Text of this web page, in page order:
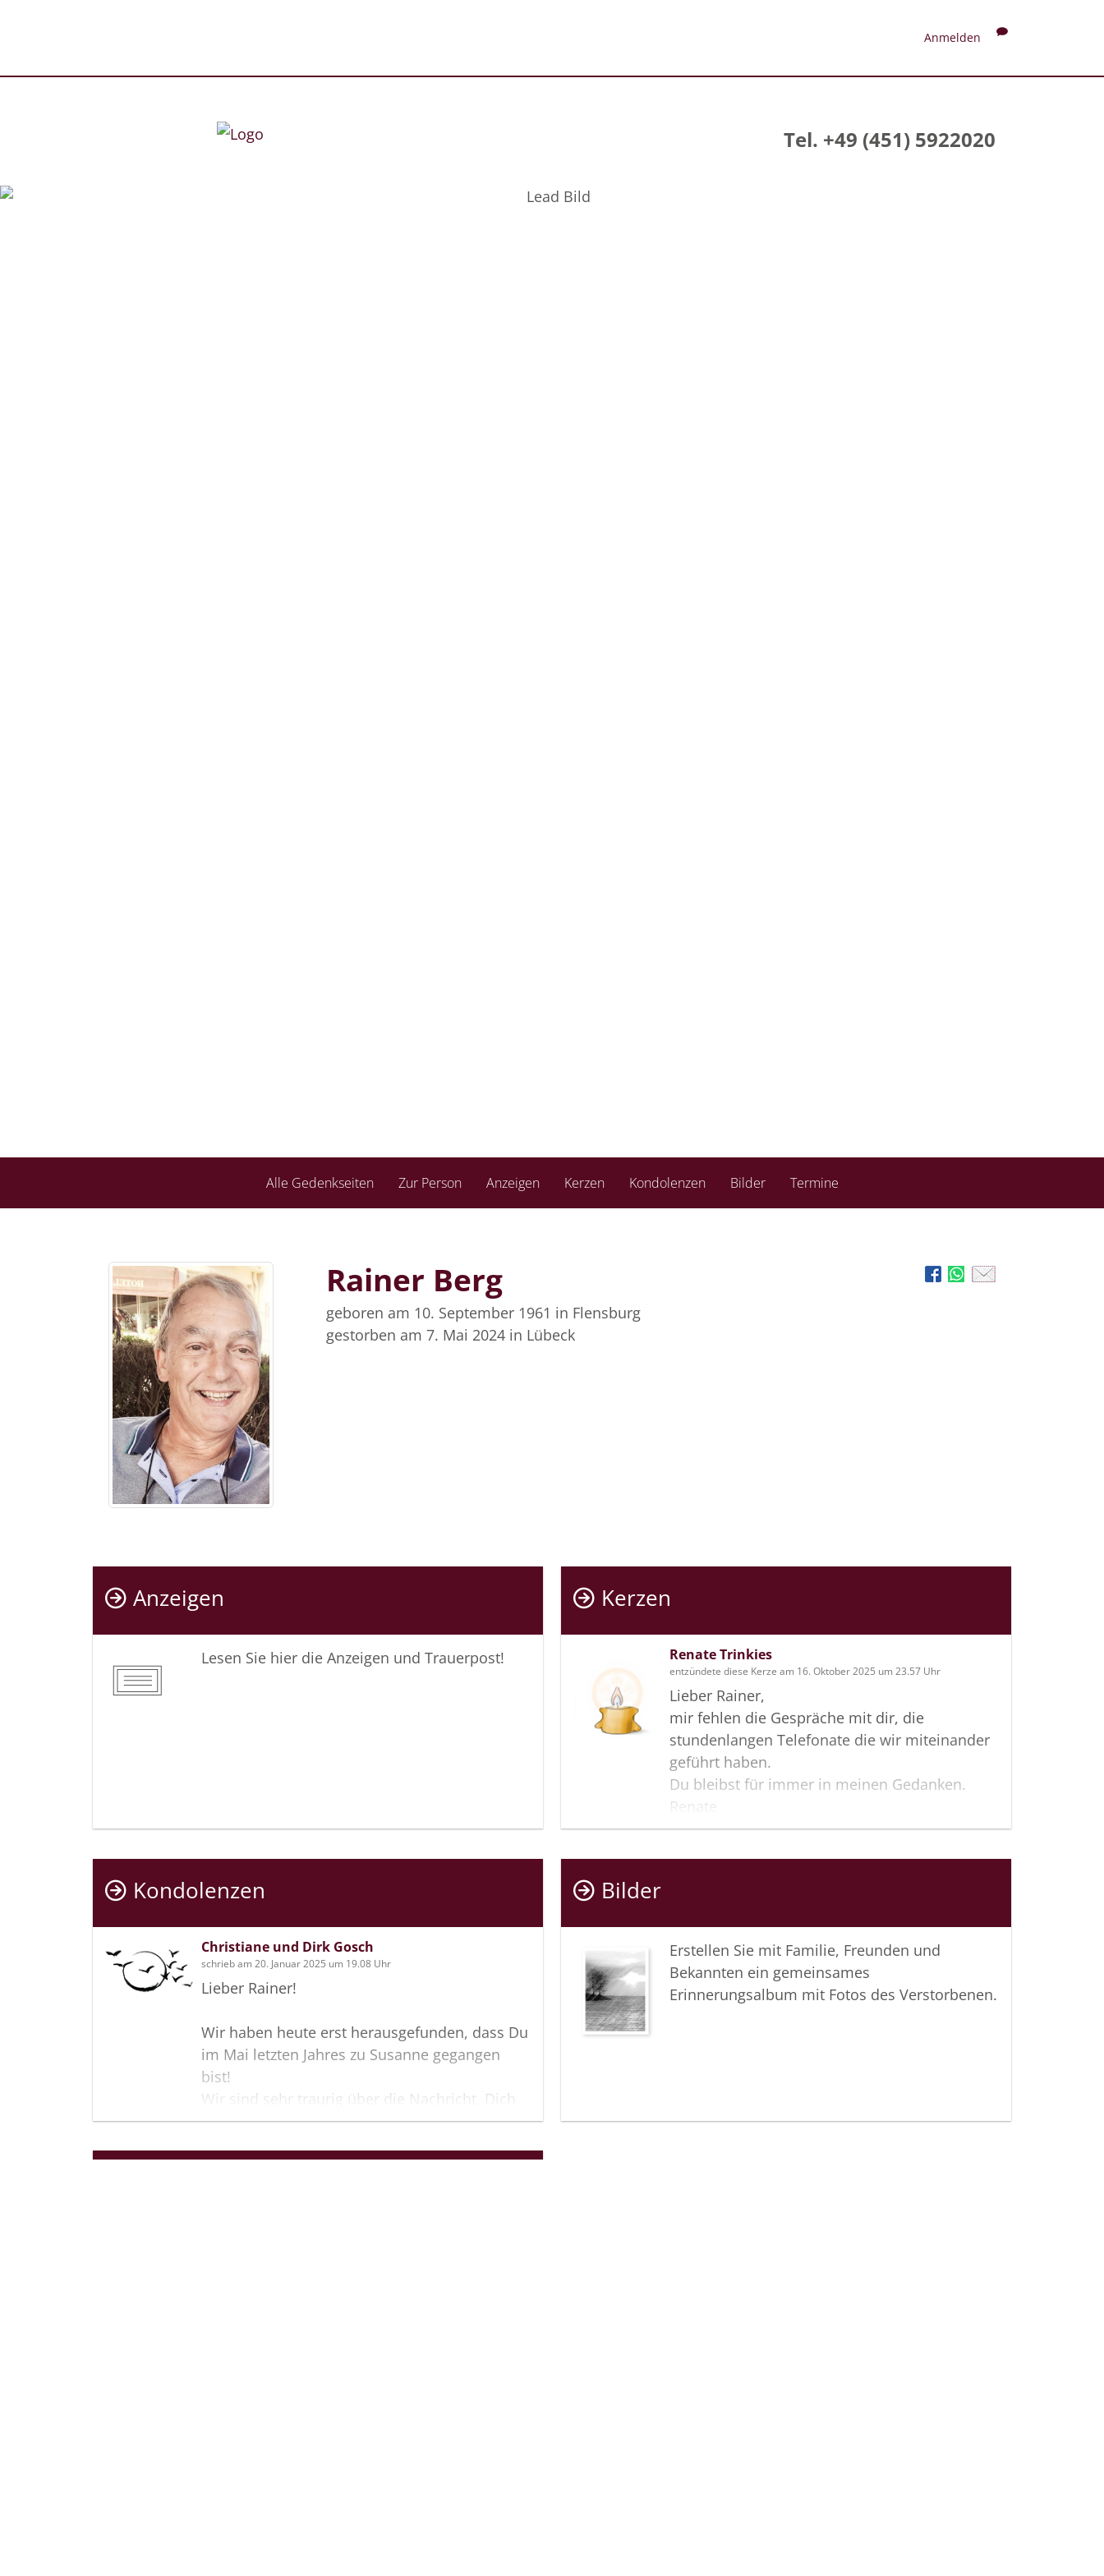
Anmelden
Tel. +49 (451) 5922020
Alle Gedenkseiten Zur Person Anzeigen Kerzen Kondolenzen Bilder Termine
Rainer Berg
geboren am 10. September 1961 in Flensburg
gestorben am 7. Mai 2024 in Lübeck
Anzeigen
Lesen Sie hier die Anzeigen und Trauerpost!
Kerzen
Renate Trinkies
entzündete diese Kerze am 16. Oktober 2025 um 23.57 Uhr
Lieber Rainer,
mir fehlen die Gespräche mit dir, die
stundenlangen Telefonate die wir miteinander
geführt haben.
Du bleibst für immer in meinen Gedanken.
Renate
Kondolenzen
Christiane und Dirk Gosch
schrieb am 20. Januar 2025 um 19.08 Uhr
Lieber Rainer!
Wir haben heute erst herausgefunden, dass Du
im Mai letzten Jahres zu Susanne gegangen
bist!
Wir sind sehr traurig über die Nachricht, Dich
nie wieder treffen zu können und wünschen
befreit bist!
Bilder
Erstellen Sie mit Familie, Freunden und
Bekannten ein gemeinsames
Erinnerungsalbum mit Fotos des Verstorbenen.